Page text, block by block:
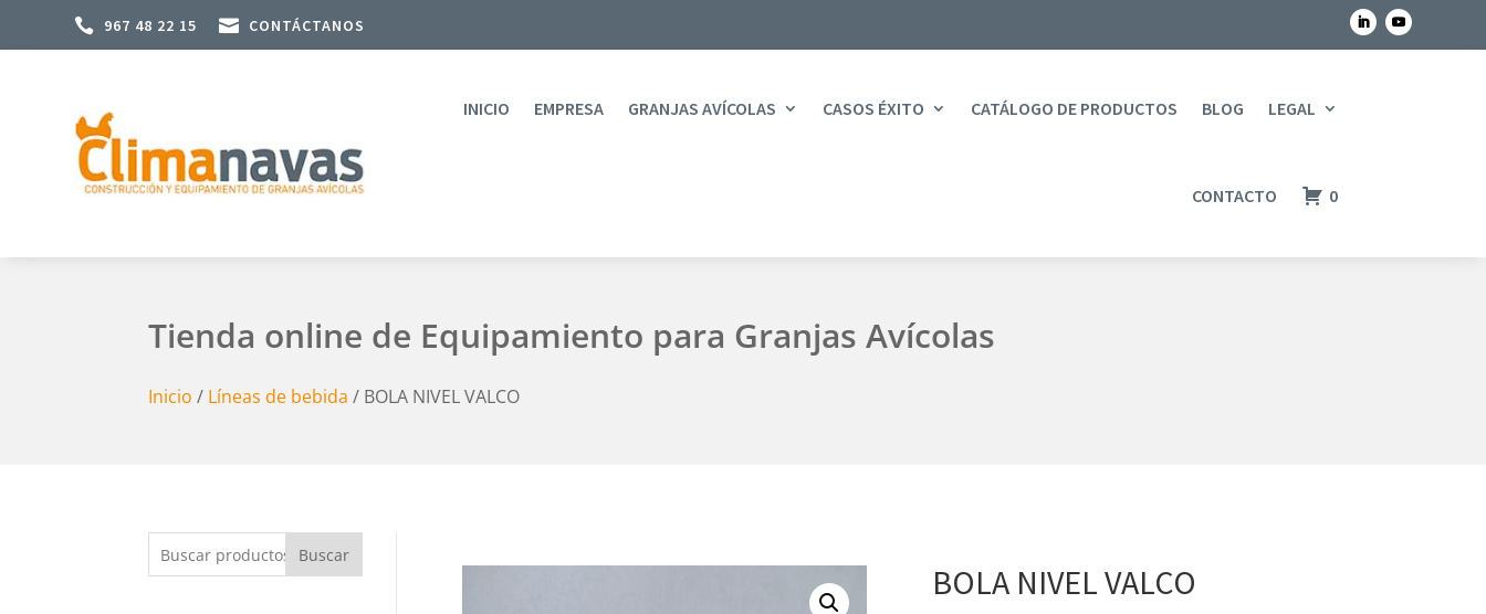
 967 48 22 15  CONTÁCTANOS
INICIO EMPRESA GRANJAS AVÍCOLAS CASOS ÉXITO CATÁLOGO DE PRODUCTOS BLOG LEGAL
CONTACTO 0
Tienda online de Equipamiento para Granjas Avícolas
Inicio / Líneas de bebida / BOLA NIVEL VALCO
Buscar
por:
Buscar
BOLA NIVEL VALCO